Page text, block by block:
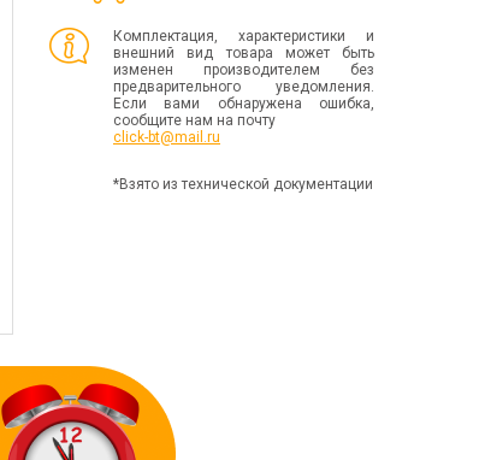
Комплектация, характеристики и
внешний вид товара может быть
изменен производителем без
предварительного уведомления.
Если вами обнаружена ошибка,
сообщите нам на почту
click-bt@mail.ru
*Взято из технической документации